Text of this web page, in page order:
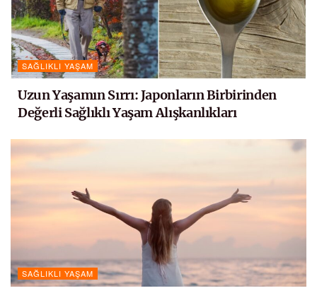
SAĞLIKLI YAŞAM
Uzun Yaşamın Sırrı: Japonların Birbirinden
Değerli Sağlıklı Yaşam Alışkanlıkları
SAĞLIKLI YAŞAM